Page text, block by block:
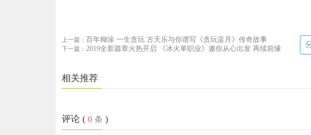
上一篇： 百年糊涂 一生贪玩 古天乐与你谱写《贪玩蓝月》传奇故事
下一篇： 2019全新篇章火热开启 《冰火单职业》邀你从心出发 再续前缘
相关推荐
评论 ( 0 条 )